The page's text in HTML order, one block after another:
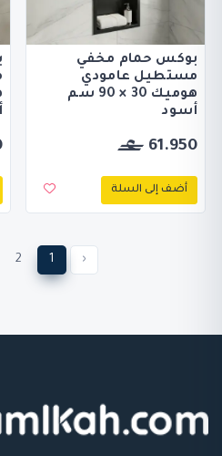
بوكس حمام مخفي
مستطيل عامودي
هوميك 30 × 90 سم
أسود
61.950
أضف إلى السلة
‹
1
2